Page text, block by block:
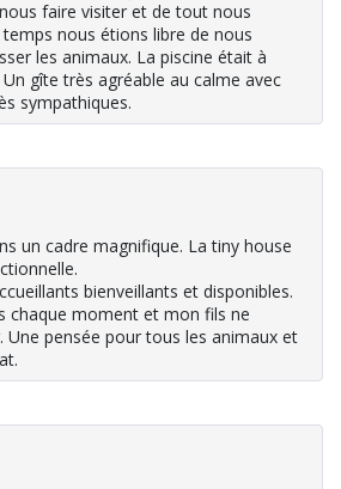
faire visiter et de tout nous
nous étions libre de nous
les animaux. La piscine était à
gîte très agréable au calme avec
sympathiques.
un cadre magnifique. La tiny house
bienveillants et disponibles.
chaque moment et mon fils ne
Une pensée pour tous les animaux et